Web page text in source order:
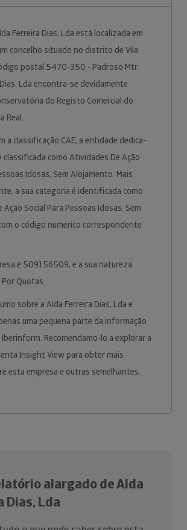
Ferreira Dias, Lda está localizada em
concelho situado no distrito de Vila
postal 5470-350 - Padroso Mtr.
Lda encontra-se devidamente
do Registo Comercial do
Real.
a classificação CAE, a entidade dedica-
classificada como Atividades De Ação
Idosas, Sem Alojamento. Mais
a sua categoria é identificada como
Social Para Pessoas Idosas, Sem
o código numérico correspondente
é 509156509, e a sua natureza
Por Quotas.
sobre a Alda Ferreira Dias, Lda e
uma pequena parte da informação
Recomendamo-lo a explorar a
Insight View para obter mais
esta empresa e outras semelhantes.
alargado de Alda
Dias, Lda